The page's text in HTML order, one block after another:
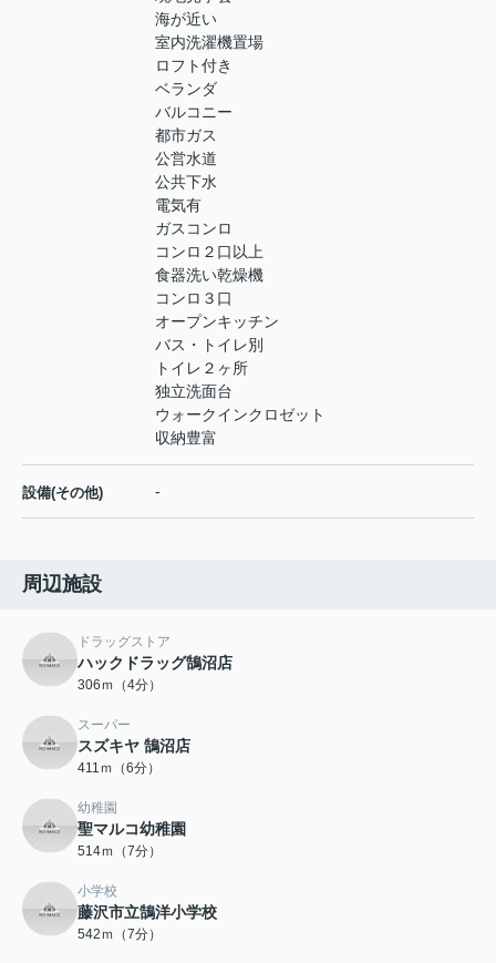
海が近い
室内洗濯機置場
ロフト付き
ベランダ
バルコニー
都市ガス
公営水道
公共下水
電気有
ガスコンロ
コンロ２口以上
食器洗い乾燥機
コンロ３口
オープンキッチン
バス・トイレ別
トイレ２ヶ所
独立洗面台
ウォークインクロゼット
収納豊富
設備(その他) -
周辺施設
ドラッグストア
ハックドラッグ鵠沼店
306ｍ（4分）
スーパー
スズキヤ 鵠沼店
411ｍ（6分）
幼稚園
聖マルコ幼稚園
514ｍ（7分）
小学校
藤沢市立鵠洋小学校
542ｍ（7分）